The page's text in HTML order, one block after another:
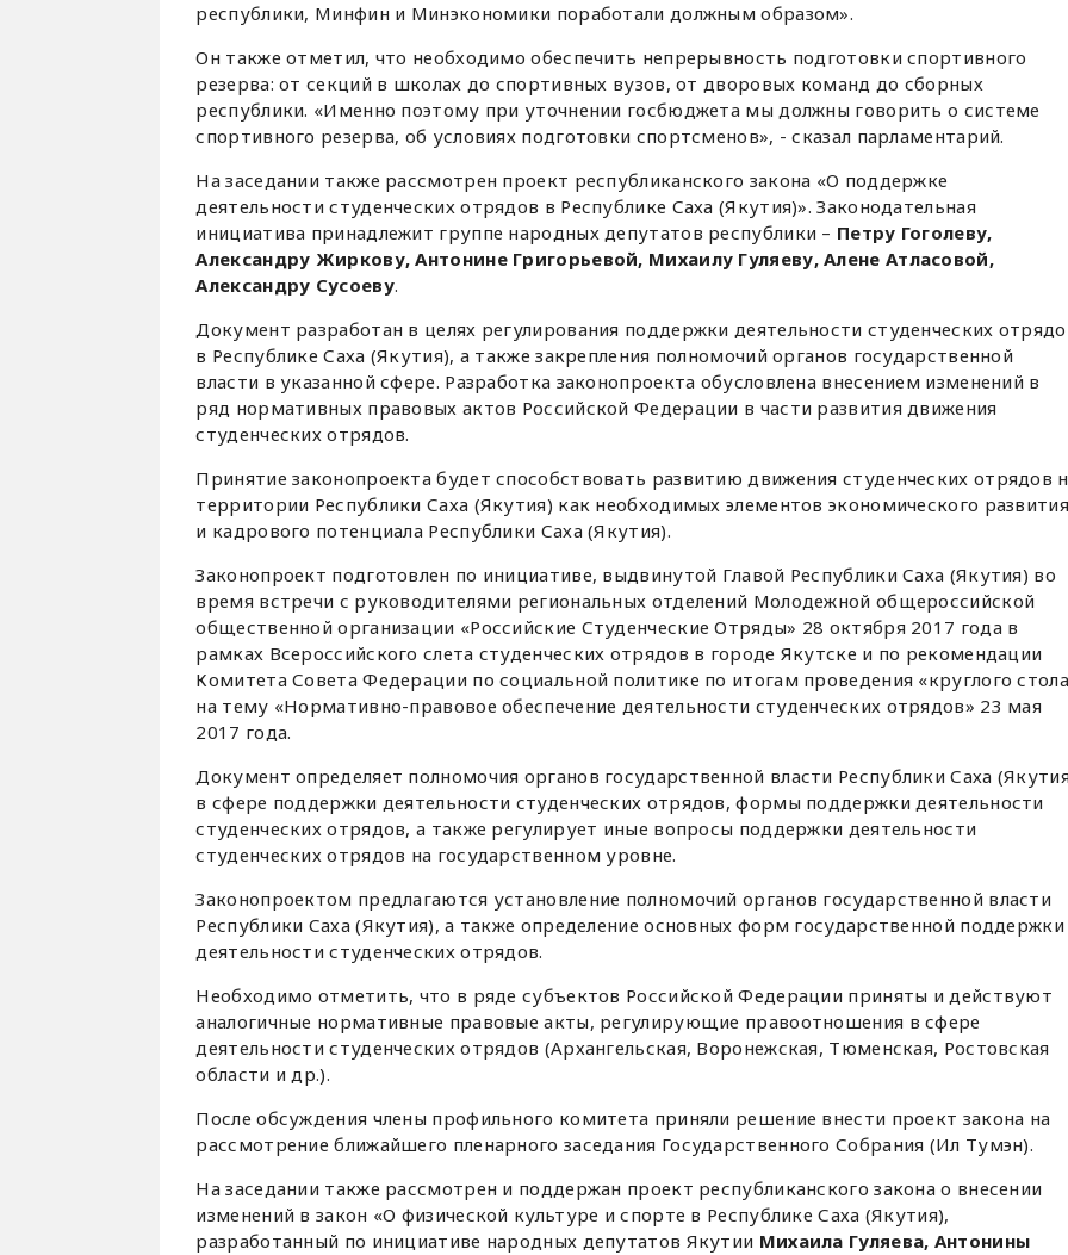
республики, Минфин и Минэкономики поработали должным образом».
Он также отметил, что необходимо обеспечить непрерывность подготовки спортивного
резерва: от секций в школах до спортивных вузов, от дворовых команд до сборных
республики. «Именно поэтому при уточнении госбюджета мы должны говорить о системе
спортивного резерва, об условиях подготовки спортсменов», - сказал парламентарий.
На заседании также рассмотрен проект республиканского закона «О поддержке
деятельности студенческих отрядов в Республике Саха (Якутия)». Законодательная
инициатива принадлежит группе народных депутатов республики – Петру Гоголеву,
Александру Жиркову, Антонине Григорьевой, Михаилу Гуляеву, Алене Атласовой,
Александру Сусоеву.
Документ разработан в целях регулирования поддержки деятельности студенческих
в Республике Саха (Якутия), а также закрепления полномочий органов государственной
власти в указанной сфере. Разработка законопроекта обусловлена внесением изменений в
ряд нормативных правовых актов Российской Федерации в части развития движения
студенческих отрядов.
Принятие законопроекта будет способствовать развитию движения студенческих отрядов
территории Республики Саха (Якутия) как необходимых элементов экономического развития
и кадрового потенциала Республики Саха (Якутия).
Законопроект подготовлен по инициативе, выдвинутой Главой Республики Саха (Якутия) во
время встречи с руководителями региональных отделений Молодежной общероссийской
общественной организации «Российские Студенческие Отряды» 28 октября 2017 года в
рамках Всероссийского слета студенческих отрядов в городе Якутске и по рекомендации
Комитета Совета Федерации по социальной политике по итогам проведения «круглого
на тему «Нормативно-правовое обеспечение деятельности студенческих отрядов» 23 мая
2017 года.
Документ определяет полномочия органов государственной власти Республики Саха
в сфере поддержки деятельности студенческих отрядов, формы поддержки деятельности
студенческих отрядов, а также регулирует иные вопросы поддержки деятельности
студенческих отрядов на государственном уровне.
Законопроектом предлагаются установление полномочий органов государственной власти
Республики Саха (Якутия), а также определение основных форм государственной поддержки
деятельности студенческих отрядов.
Необходимо отметить, что в ряде субъектов Российской Федерации приняты и действуют
аналогичные нормативные правовые акты, регулирующие правоотношения в сфере
деятельности студенческих отрядов (Архангельская, Воронежская, Тюменская, Ростовская
области и др.).
После обсуждения члены профильного комитета приняли решение внести проект закона на
рассмотрение ближайшего пленарного заседания Государственного Собрания (Ил Тумэн).
На заседании также рассмотрен и поддержан проект республиканского закона о внесении
изменений в закон «О физической культуре и спорте в Республике Саха (Якутия),
разработанный по инициативе народных депутатов Якутии Михаила Гуляева, Антонины